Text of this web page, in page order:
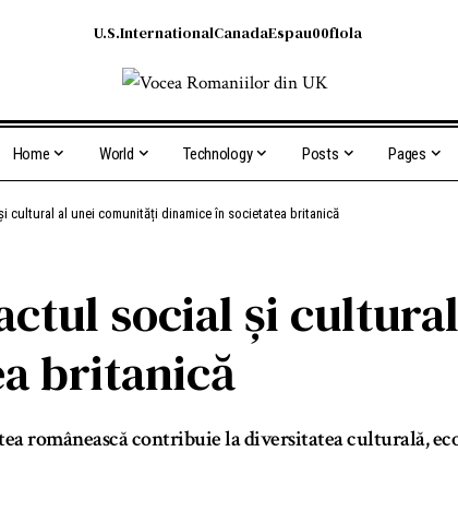
U.S.InternationalCanadaEspau00f1ola
Home World Technology Posts Pages
cultural al unei comunități dinamice în societatea britanică
social și
britanică
românească contribuie la diversitatea culturală,